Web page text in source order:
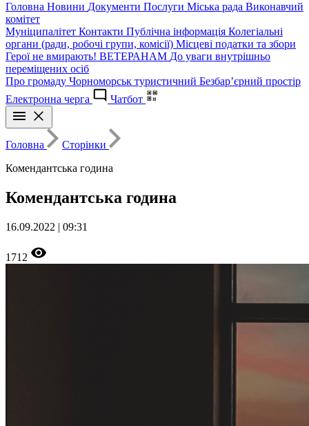
Головна Новини Документи Послуги Міська рада Виконавчий
комітет
Муніципалітет Контакти Публічна інформація Колегіальні
органи (ради, робочі групи, комісії) Місцеві податки та збори
Герої не вмирають! ВЕТЕРАНАМ До уваги внутрішньо
переміщених осіб
Про громаду Чорноморськ туристичний Безбар’єрний простір
Електронна черга
Чатбот
Головна
Сторінки
Комендантська година
Комендантська година
16.09.2022 | 09:31
1712